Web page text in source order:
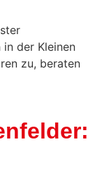
der Kleinen
zu, beraten